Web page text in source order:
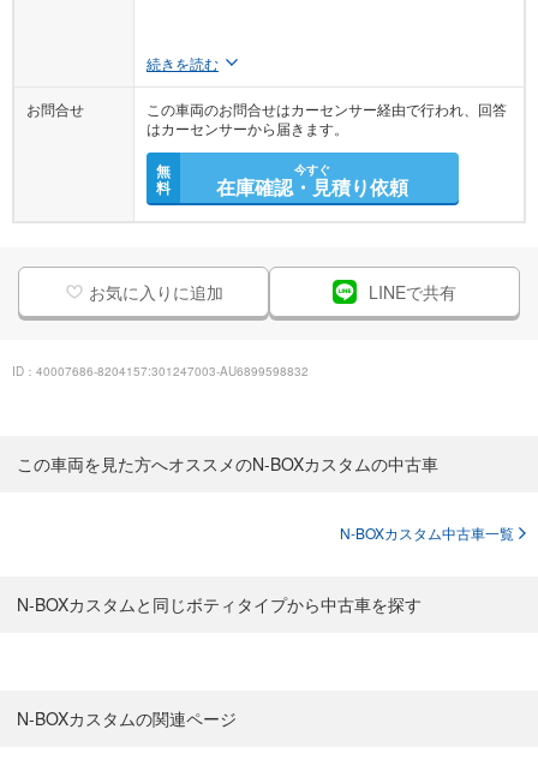
続きを読む
お問合せ
この車両のお問合せはカーセンサー経由で行われ、回答
はカーセンサーから届きます。
無
料
今すぐ
在庫確認・見積り依頼
お気に入りに追加 LINEで共有
ID：40007686-8204157:301247003-AU6899598832
この車両を見た方へオススメのN-BOXカスタムの中古車
N-BOXカスタム中古車一覧
N-BOXカスタムと同じボティタイプから中古車を探す
N-BOXカスタムの関連ページ